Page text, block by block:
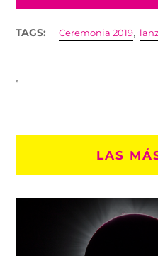
TAGS: Ceremonia 2019,
LAS